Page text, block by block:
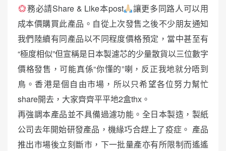
務必請Share & Like本post
讓更多同路人可以用
成本價購買此產品。自從上次發售之後不少朋友通知
我們陸續有同產品以不同程度價格預定，當中甚至有
“極度相似”但宣稱是日本製濾芯的少量散貨以三位數字
價格發售，可能真係“你懂的”喇，反正我地就分唔到
鳥。香港是個自由市場，所以只希望各位努力幫忙
share開去，大家齊齊平平地2盒thx。
再強調本產品並不具備過濾功能。全日本製造，製紙
公司去年開始研發產品，機緣巧合趕上了疫症。 產品
推出市場後立刻斷市，下一批量產亦有所限制而遙遙